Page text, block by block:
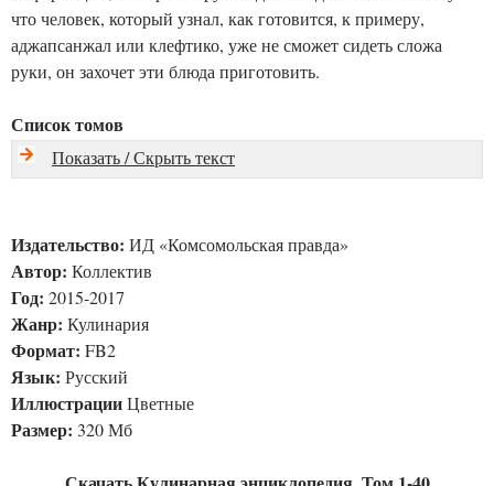
что человек, который узнал, как готовится, к примеру,
аджапсанжал или клефтико, уже не сможет сидеть сложа
руки, он захочет эти блюда приготовить.
Список томов
Показать / Скрыть текст
Издательство: ИД «Комсомольская правда»
Автор: Коллектив
Год: 2015-2017
Жанр: Кулинария
Формат: FB2
Язык: Русский
ИллюстрацииЦветные
Размер: 320 Мб